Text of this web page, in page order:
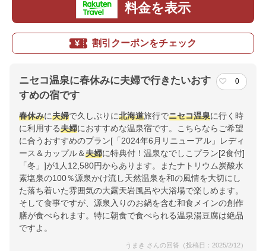
料金を表示
割引クーポンをチェック
ニセコ温泉に春休みに夫婦で行きたいおす
すめの宿です
0
春休みに夫婦で久しぶりに北海道旅行でニセコ温泉に行く時
に利用する夫婦におすすめな温泉宿です。こちらならご希望
に合うおすすめのプラン[「2024年6月リニューアル」レディ
ース＆カップル＆夫婦に特典付！温泉なでしこプラン[2食付]
「冬」]が1人12,580円からあります。またナトリウム炭酸水
素塩泉の100％源泉かけ流し天然温泉を和の風情を大切にし
た落ち着いた雰囲気の大露天岩風呂や大浴場で楽しめます。
そして食事ですが、源泉入りのお鍋を含む和食メインの創作
膳が食べられます。特に朝食で食べられる温泉湯豆腐は絶品
ですよ。
うまき さんの回答（投稿日：2025/2/12）